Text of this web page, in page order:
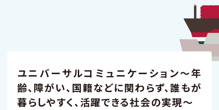
ユニバーサルコミュニケーション～年
齢、障がい、国籍などに関わらず、誰もが
暮らしやすく、活躍できる社会の実現～